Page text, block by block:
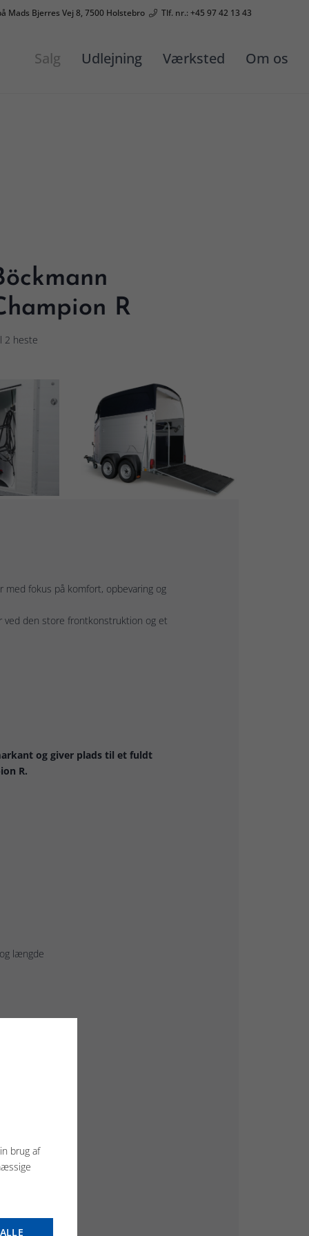
Mads Bjerres Vej 8, 7500 Holstebro Tlf. nr.: +45 97 42 13 43
Salg Udlejning Værksted Om os
R
2 heste
fokus på komfort, opbevaring og
ved den store frontkonstruktion og et
og giver plads til et fuldt
R.
længde
brug af